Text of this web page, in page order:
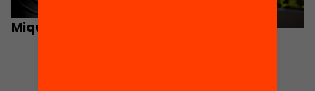
Miquel Àngel Prats